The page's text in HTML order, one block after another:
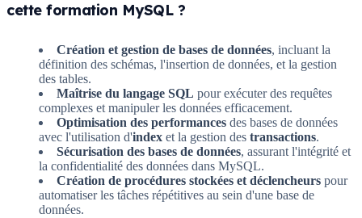
cette formation MySQL ?
Création et gestion de bases de données, incluant la
définition des schémas, l'insertion de données, et la gestion
des tables.
Maîtrise du langage SQL pour exécuter des requêtes
complexes et manipuler les données efficacement.
Optimisation des performances des bases de données
avec l'utilisation d'index et la gestion des transactions.
Sécurisation des bases de données, assurant l'intégrité et
la confidentialité des données dans MySQL.
Création de procédures stockées et déclencheurs pour
automatiser les tâches répétitives au sein d'une base de
données.